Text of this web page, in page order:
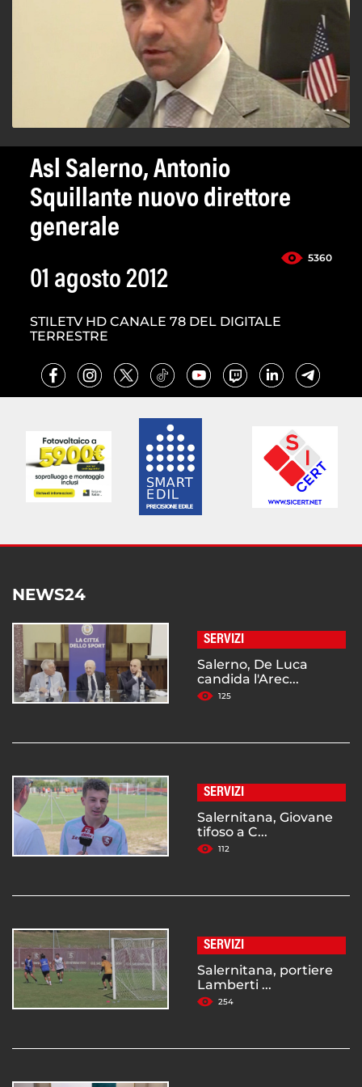
Asl Salerno, Antonio
Squillante nuovo direttore
generale
5360
01 agosto 2012
STILETV HD CANALE 78 DEL DIGITALE
TERRESTRE
NEWS24
SERVIZI
Salerno, De Luca
candida l'Arec...
125
SERVIZI
Salernitana, Giovane
tifoso a C...
112
SERVIZI
Salernitana, portiere
Lamberti ...
254